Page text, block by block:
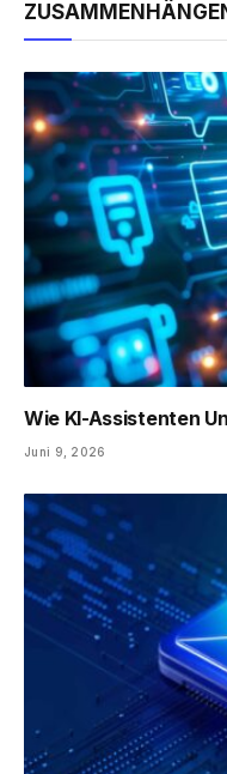
Wie KI-Assistenten
Juni 9, 2026